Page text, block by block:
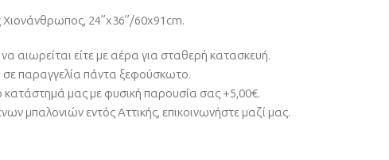
24”x36”/60x91cm.
αιωρείται είτε με αέρα για σταθερή κατασκευή.
σε παραγγελία πάντα ξεφούσκωτο.
μας με φυσική παρουσία σας +5,00€.
μπαλονιών εντός Αττικής, επικοινωνήστε μαζί μας.